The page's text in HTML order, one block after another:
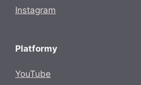
Instagram
Platformy
YouTube